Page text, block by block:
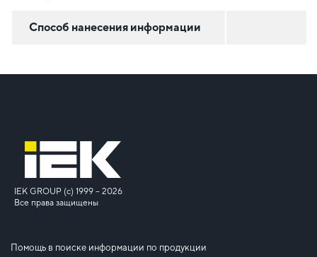
Способ нанесения информации
IEK GROUP (c) 1999 – 2026
Все права защищены
Помощь в поиске информации по продукции